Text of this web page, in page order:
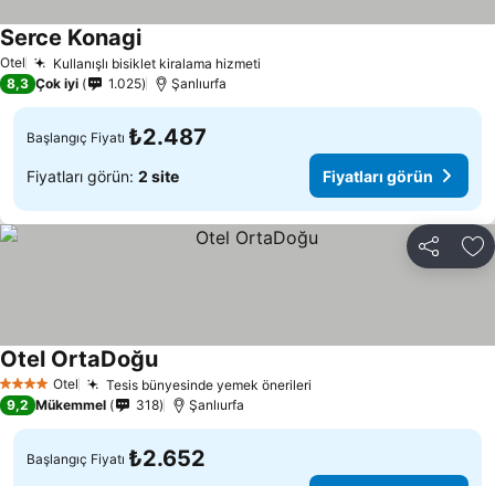
Otel Kullanışlı bisiklet kiralama hizmeti
Serce KonagiFiyatları görün
8,3 Çok iyi 1.025 Şanlıurfa
Başlangıç Fiyatı ₺2.487
Fiyatları görün: 2 site Fiyatları görün
Paylaş
4 Yıldız Otel Tesis bünyesinde yemek önerileri
Otel OrtaDoğuFiyatları görün
9,2 Mükemmel 318 Şanlıurfa
Başlangıç Fiyatı ₺2.652